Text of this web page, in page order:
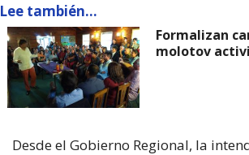
Lee también...
Formalizan
molotov
Desde el Gobierno Regional, la